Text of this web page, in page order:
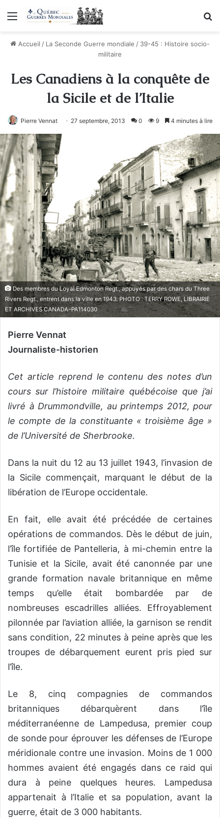
Menu
Accueil / La Seconde Guerre mondiale / 39-45 : Histoire socio-
militaire
Les Canadiens à la conquête de
la Sicile et de l’Italie
Pierre Vennat 27 septembre, 2013 0 9 4 minutes à lire
Des membres du Loyal Edmonton Regt., appuyés par des chars du Three
Rivers Regt., entrent dans la ville en 1943. PHOTO : TERRY ROWE, LIBRAIRIE
ET ARCHIVES CANADA–PA114030
Pierre Vennat
Journaliste-historien
Cet article reprend le contenu des notes d’un
cours sur l’histoire militaire québécoise que j’ai
livré à Drummondville, au printemps 2012, pour
le compte de la constituante « troisième âge »
de l’Université de Sherbrooke.
Dans la nuit du 12 au 13 juillet 1943, l’invasion de
la Sicile commençait, marquant le début de la
libération de l’Europe occidentale.
En fait, elle avait été précédée de certaines
opérations de commandos. Dès le début de juin,
l’île fortifiée de Pantelleria, à mi-chemin entre la
Tunisie et la Sicile, avait été canonnée par une
grande formation navale britannique en même
temps qu’elle était bombardée par de
nombreuses escadrilles alliées. Effroyablement
pilonnée par l’aviation alliée, la garnison se rendit
sans condition, 22 minutes à peine après que les
troupes de débarquement eurent pris pied sur
l’île.
Le 8, cinq compagnies de commandos
britanniques débarquèrent dans l’île
méditerranéenne de Lampedusa, premier coup
de sonde pour éprouver les défenses de l’Europe
méridionale contre une invasion. Moins de 1 000
hommes avaient été engagés dans ce raid qui
dura à peine quelques heures. Lampedusa
appartenait à l’Italie et sa population, avant la
guerre, était de 3 000 habitants.